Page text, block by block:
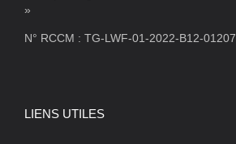
»
N° RCCM : TG-LWF-01-2022-B12-01207
LIENS UTILES